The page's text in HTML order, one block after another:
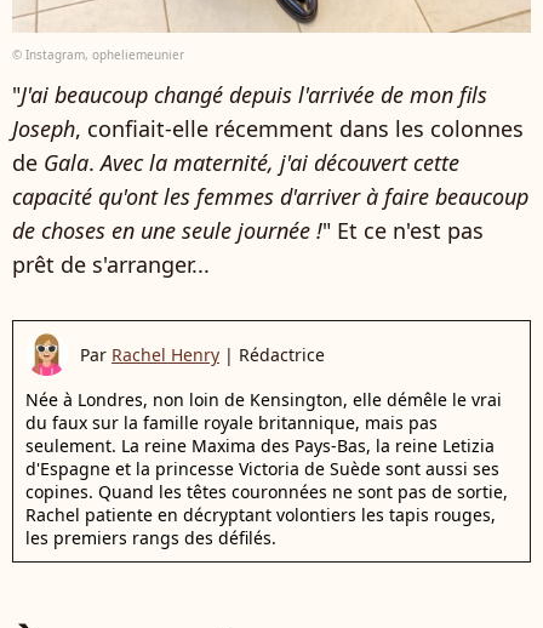
© Instagram, opheliemeunier
"J'ai beaucoup changé depuis l'arrivée de mon fils
Joseph, confiait-elle récemment dans les colonnes
de Gala.Avec la maternité, j'ai découvert cette
capacité qu'ont les femmes d'arriver à faire beaucoup
de choses en une seule journée !" Et ce n'est pas
prêt de s'arranger...
Par Rachel Henry | Rédactrice
Née à Londres, non loin de Kensington, elle démêle le vrai
du faux sur la famille royale britannique, mais pas
seulement. La reine Maxima des Pays-Bas, la reine Letizia
d'Espagne et la princesse Victoria de Suède sont aussi ses
copines. Quand les têtes couronnées ne sont pas de sortie,
Rachel patiente en décryptant volontiers les tapis rouges,
les premiers rangs des défilés.